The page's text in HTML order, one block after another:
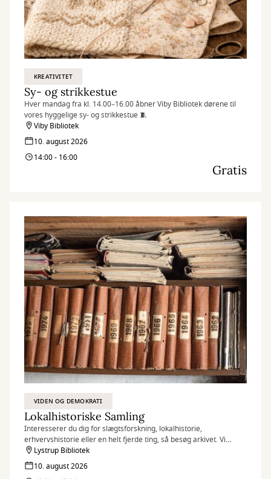
KREATIVITET
Sy- og strikkestue
Hver mandag fra kl. 14.00–16.00 åbner Viby Bibliotek dørene til
vores hyggelige sy- og strikkestue 🧵
Viby Bibliotek
10. august 2026
14:00 - 16:00
Gratis
VIDEN OG DEMOKRATI
Lokalhistoriske Samling
Interesserer du dig for slægtsforskning, lokalhistorie,
erhvervshistorie eller en helt fjerde ting, så besøg arkivet. Vi
hjælper dig med at finde de informationer, som du søger.
Lystrup Bibliotek
10. august 2026